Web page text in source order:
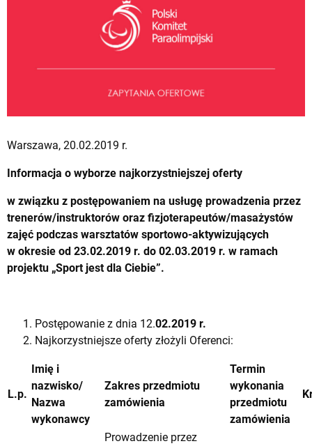
Warszawa, 20.02.2019 r.
Informacja o wyborze najkorzystniejszej oferty
w związku z postępowaniem na usługę prowadzenia przez
trenerów/instruktorów oraz fizjoterapeutów/masażystów
zajęć podczas warsztatów sportowo-aktywizujących
w okresie od 23.02.2019 r. do 02.03.2019 r. w ramach
projektu „Sport jest dla Ciebie”.
Postępowanie z dnia 12.02.2019 r.
Najkorzystniejsze oferty złożyli Oferenci:
L.p.
Imię i
nazwisko/
Nazwa
wykonawcy
Zakres przedmiotu
zamówienia
Termin
wykonania
przedmiotu
zamówienia
Prowadzenie przez